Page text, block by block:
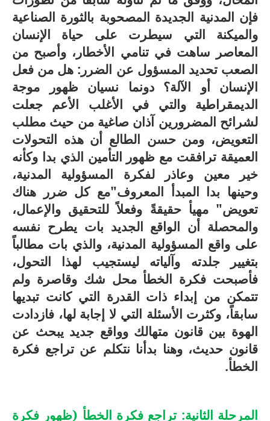
فإن المدنية الجديدة المصحوبة بالثورة الصناعية
والميكنة التي سيطرت على حياة الإنسان
المعاصر ساهت في تنامي الأخطار، وأصبح من
الصعب تحديد المسؤول عن الضرر: هل من فعل
الإنسان أو الآلة؟ دونما نسيان ظهور موجة
الديمقراطية والتي في الأغلب الأعم جعلت
لشرائح المضرورين آذان صاغية من حيث مطلب
التعويض، ومن حسن الطالع أن هذه التحولات
العميقة ترافقت مع ظهور التأمين الذي بدا وكأنه
خير معين وعاذر لفكرة المسؤولية المدنية،
وحينها بدا المبدأ المعروف"مع كل ضرر هناك
تعويض" مهيأ حقيقةً وفعلاً للتحقيق والإعمال،
والمحصلة أن الواقع الجديد بات يطرح نفسه
على واقع المسؤولية المدنية، والذي بات مطالباً
بتغيير جلدته وآلياته ليستجيب لهذا التحول،
فأصبحت فكرة الخطأ محل شك وقاصرة ولم
تتمكن من إبداء ذات القدرة التي كانت تبديها
سابقاً، وكثرت الأسئلة التي لا إجابة لها، فازدادت
الهوة بين قانون متهالك وواقع جديد يبحث عن
قانون حديث، وهنا بدأنا نتكلم عن تراجع فكرة
الخطأ.
المرحلة الثانية: تراجع فكرة الخطأ (ظهور فكرة